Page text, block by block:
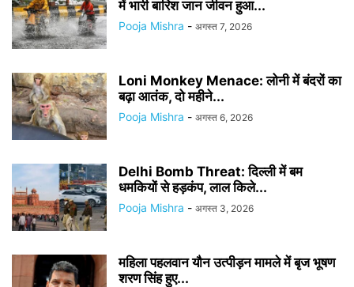
में भारी बारिश जान जीवन हुआ...
Pooja Mishra - अगस्त 7, 2026
Loni Monkey Menace: लोनी में बंदरों का
बढ़ा आतंक, दो महीने...
Pooja Mishra - अगस्त 6, 2026
Delhi Bomb Threat: दिल्ली में बम
धमकियों से हड़कंप, लाल किले...
Pooja Mishra - अगस्त 3, 2026
महिला पहलवान यौन उत्पीड़न मामले में बृज भूषण
शरण सिंह हुए...